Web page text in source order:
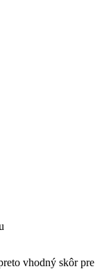
vhodný skôr pre